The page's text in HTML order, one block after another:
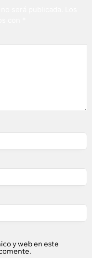
y web en este